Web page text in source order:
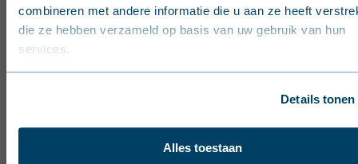
combineren met andere informatie die u aan ze heeft
die ze hebben verzameld op basis van uw gebruik van hun
services.
Details tonen
Alles toestaan
Nederlands (Nederland)
Svenska (Sverige)